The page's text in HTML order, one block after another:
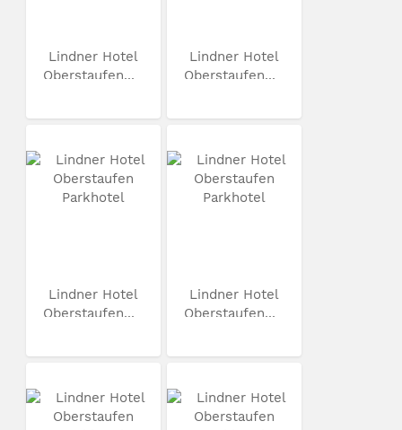
Lindner Hotel
Oberstaufen...
Lindner Hotel
Oberstaufen...
Lindner Hotel
Oberstaufen...
Lindner Hotel
Oberstaufen...